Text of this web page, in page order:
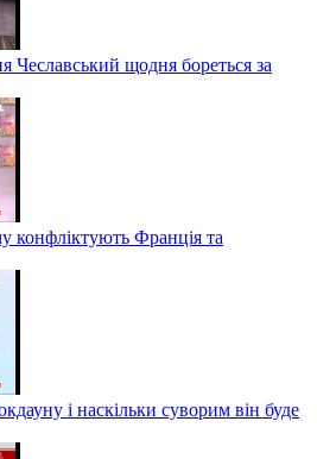
Чеславський щодня бореться за
конфліктують Франція та
і наскільки суворим він буде